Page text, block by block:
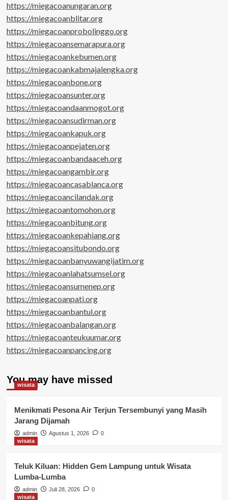
https://miegacoanungaran.org
https://miegacoanblitar.org
https://miegacoanprobolinggo.org
https://miegacoansemarapura.org
https://miegacoankebumen.org
https://miegacoankabmajalengka.org
https://miegacoanbone.org
https://miegacoansunter.org
https://miegacoandaanmogot.org
https://miegacoansudirman.org
https://miegacoankapuk.org
https://miegacoanpejaten.org
https://miegacoanbandaaceh.org
https://miegacoangambir.org
https://miegacoancasablanca.org
https://miegacoancilandak.org
https://miegacoantomohon.org
https://miegacoanbitung.org
https://miegacoankepahiang.org
https://miegacoansitubondo.org
https://miegacoanbanyuwangijatim.org
https://miegacoanlahatsumsel.org
https://miegacoansumenep.org
https://miegacoanpati.org
https://miegacoanbantul.org
https://miegacoanbalangan.org
https://miegacoanteukuumar.org
https://miegacoanpancing.org
You may have missed
wisata
Menikmati Pesona Air Terjun Tersembunyi yang Masih
Jarang Dijamah
admin Agustus 1, 2026
0
wisata
Teluk Kiluan: Hidden Gem Lampung untuk Wisata
Lumba-Lumba
admin Juli 28, 2026
0
wisata